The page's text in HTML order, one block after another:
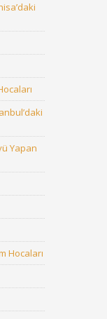
Yapan
Hocaları